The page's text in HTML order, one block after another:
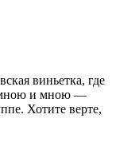
виньетка, где
мною и мною —
Хотите верте,